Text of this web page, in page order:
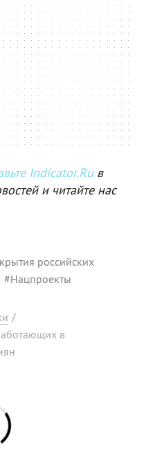
Indicator.Ruв
и читайте нас
российских
#Нацпроекты
/
в